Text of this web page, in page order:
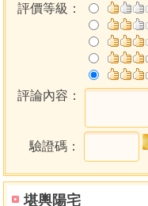
堪輿陽宅
評價等級：
評論內容：
驗證碼：